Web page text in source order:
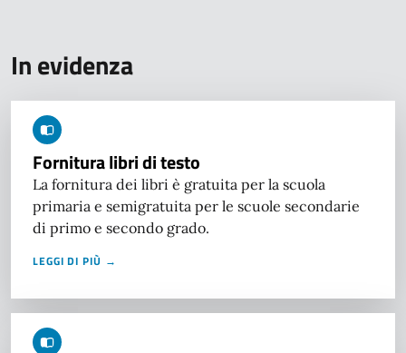
In evidenza
Fornitura libri di testo
La fornitura dei libri è gratuita per la scuola
primaria e semigratuita per le scuole secondarie
di primo e secondo grado.
LEGGI DI PIÙ →